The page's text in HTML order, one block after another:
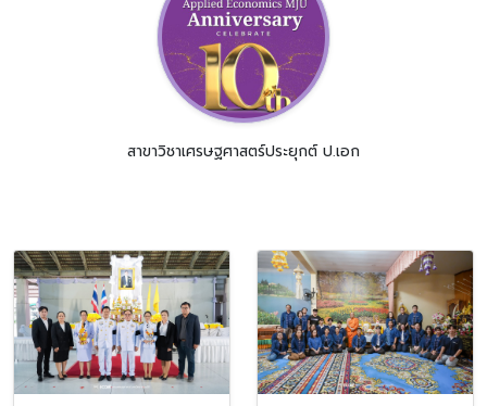
สาขาวิชาเศรษฐศาสตร์ประยุกต์ ป.เอก